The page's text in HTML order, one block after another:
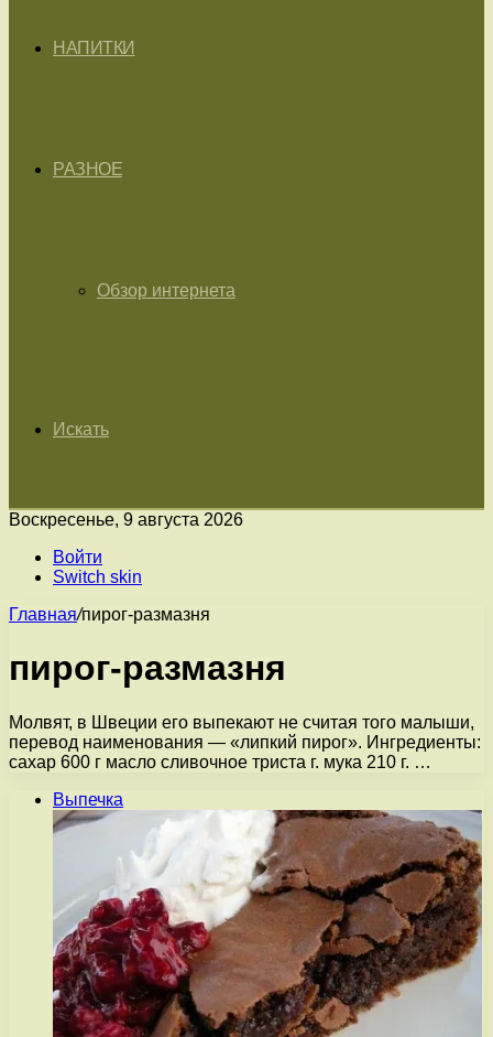
НАПИТКИ
РАЗНОЕ
Обзор интернета
Искать
Воскресенье, 9 августа 2026
Войти
Switch skin
Главная/пирог-размазня
пирог-размазня
Молвят, в Швеции его выпекают не считая того малыши,
перевод наименования — «липкий пирог». Ингредиенты:
сахар 600 г масло сливочное триста г. мука 210 г. …
Выпечка